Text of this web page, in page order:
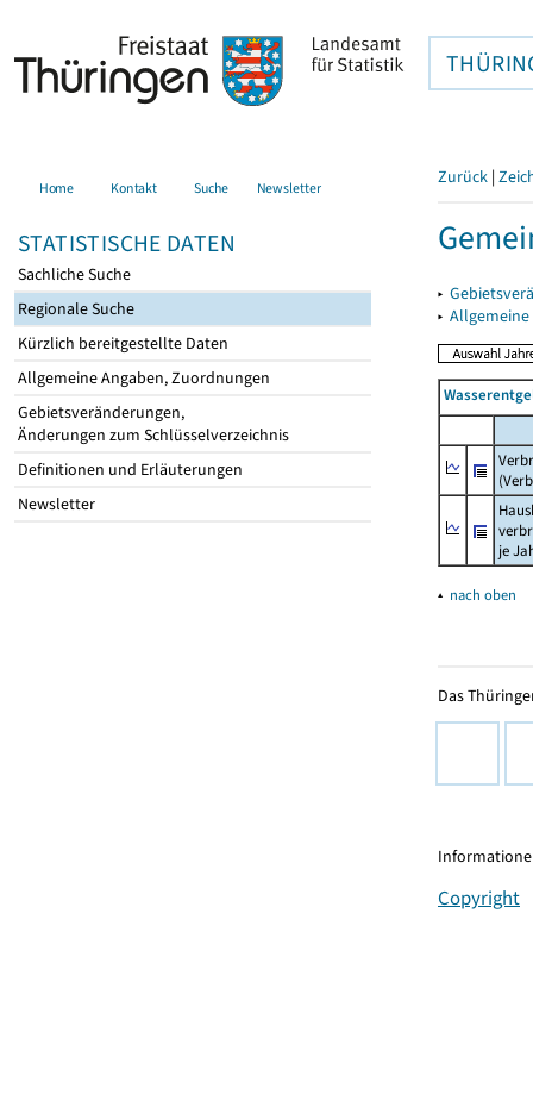
Home Kontakt Suche Newsletter
STATISTISCHE DATEN
Sachliche Suche
Regionale Suche
Kürzlich bereitgestellte Daten
Allgemeine Angaben, Zuordnungen
Gebietsveränderungen,
Änderungen zum Schlüsselverzeichnis
Definitionen und Erläuterungen
Newsletter
Zurück |
▸
▸
je
▴ nach oben
Das
Copyright